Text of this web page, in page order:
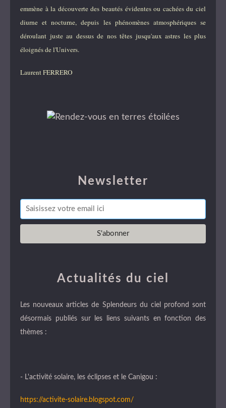
Newsletter
emmène à la découverte des beautés évidentes ou cachées du ciel
diurne et nocturne, depuis les phénomènes atmosphériques se
déroulant juste au dessus de nos têtes jusqu'aux astres les plus
éloignés de l'Univers.
Laurent FERRERO
Actualités du ciel
Les nouveaux articles de Splendeurs du ciel profond sont
désormais publiés sur les liens suivants en fonction des
thèmes :
- L'activité solaire, les éclipses et le Canigou :
https://activite-solaire.blogspot.com/